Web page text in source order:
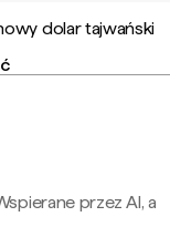
dolar tajwański
przez AI, a